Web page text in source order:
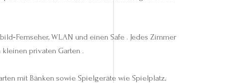
WLAN und einen Safe . Jedes Zimmer
privaten Garten .
mit Bänken sowie Spielgeräte wie Spielplatz,